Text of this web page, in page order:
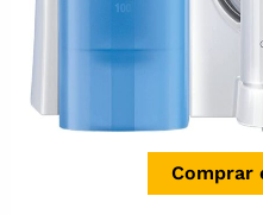
Comprar